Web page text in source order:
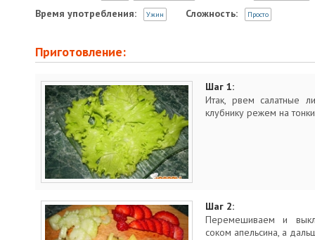
Время употребления: Ужин Сложность: Просто
Приготовление:
Шаг 1:
Итак, рвем салатные
клубнику режем на
Шаг 2:
Перемешиваем и
соком апельсина, а